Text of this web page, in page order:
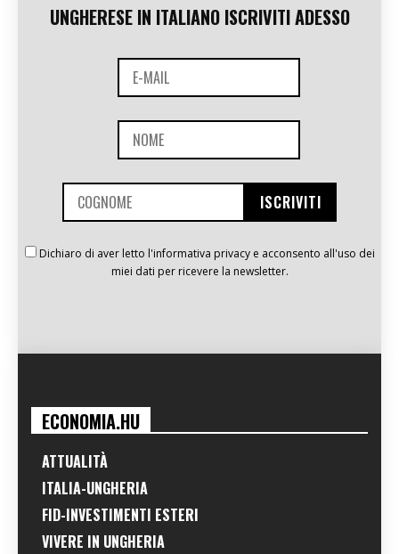
UNGHERESE IN ITALIANO ISCRIVITI ADESSO
Dichiaro di aver letto l'informativa privacy e acconsento all'uso dei
miei dati per ricevere la newsletter.
ECONOMIA.HU
ATTUALITÀ
ITALIA-UNGHERIA
FID-INVESTIMENTI ESTERI
VIVERE IN UNGHERIA